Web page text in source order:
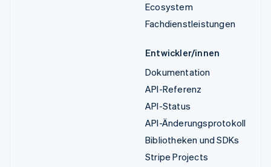
Ecosystem
Fachdienstleistungen
Entwickler/innen
Dokumentation
API-Referenz
API-Status
API-Änderungsprotokoll
Bibliotheken und SDKs
Stripe Projects